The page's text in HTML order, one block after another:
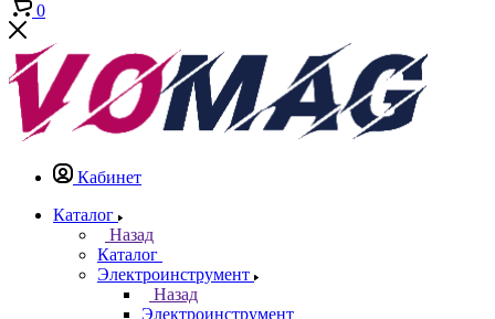
0
Кабинет
Каталог
Назад
Каталог
Электроинструмент
Назад
Электроинструмент